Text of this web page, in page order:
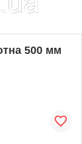
500 мм